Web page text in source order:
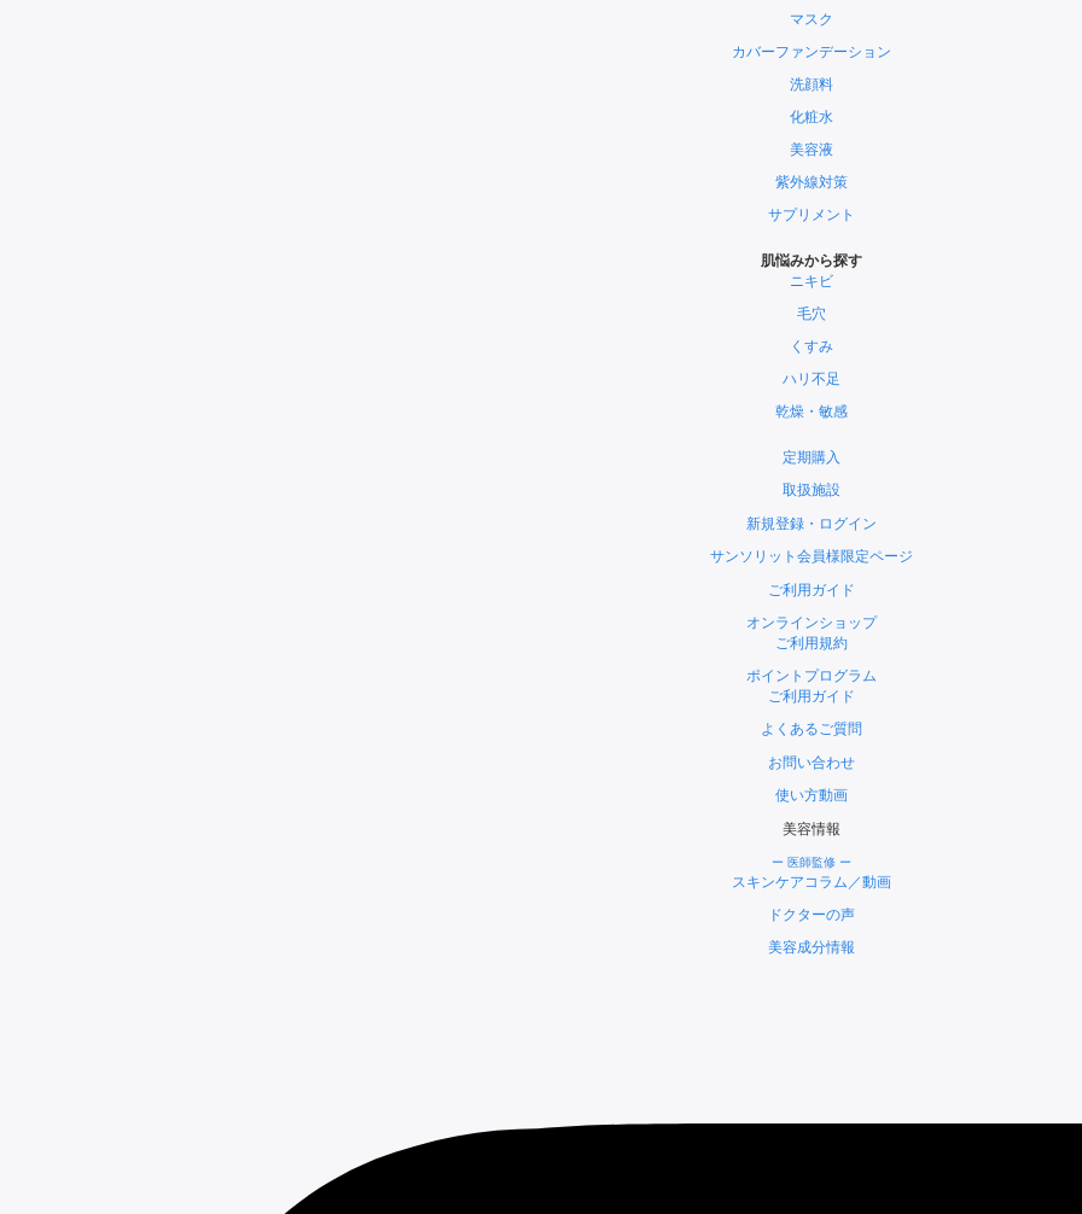
マスク
カバーファンデーション
洗顔料
化粧水
美容液
紫外線対策
サプリメント
肌悩みから探す
ニキビ
毛穴
くすみ
ハリ不足
乾燥・敏感
定期購入
取扱施設
新規登録・ログイン
サンソリット会員様限定ページ
ご利用ガイド
オンラインショップ
ご利用規約
ポイントプログラム
ご利用ガイド
よくあるご質問
お問い合わせ
使い方動画
美容情報
ー 医師監修 ー
スキンケアコラム／動画
ドクターの声
美容成分情報